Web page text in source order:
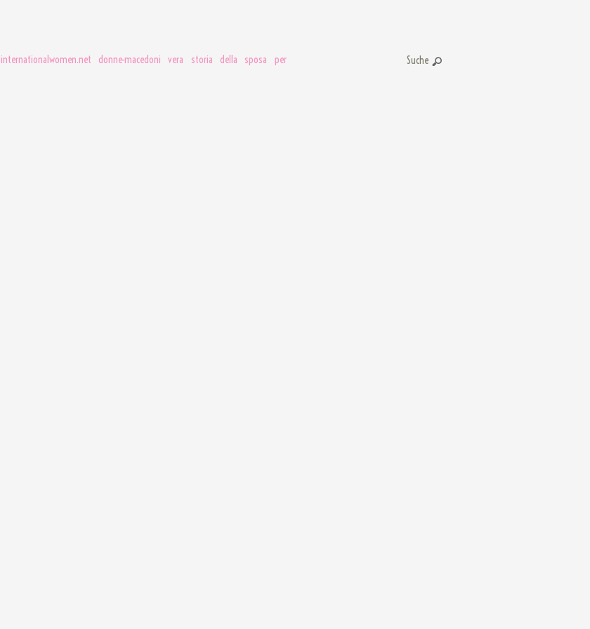
internationalwomen.net donne-macedoni vera storia della sposa per
Suche: